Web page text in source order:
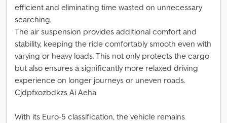
efficient and eliminating time wasted on unnecessary
searching.
The air suspension provides additional comfort and
stability, keeping the ride comfortably smooth even with
varying or heavy loads. This not only protects the cargo
but also ensures a significantly more relaxed driving
experience on longer journeys or uneven roads.
Cjdpfxozbdkzs Ai Aeha
With its Euro-5 classification, the vehicle remains